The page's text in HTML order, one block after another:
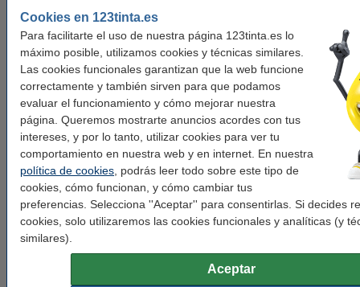
Cookies en 123tinta.es
Para facilitarte el uso de nuestra página 123tinta.es lo
máximo posible, utilizamos cookies y técnicas similares.
Las cookies funcionales garantizan que la web funcione
correctamente y también sirven para que podamos
evaluar el funcionamiento y cómo mejorar nuestra
página. Queremos mostrarte anuncios acordes con tus
intereses, y por lo tanto, utilizar cookies para ver tu
comportamiento en nuestra web y en internet. En nuestra
política de cookies , podrás leer todo sobre este tipo de
cookies, cómo funcionan, y cómo cambiar tus
preferencias. Selecciona ''Aceptar'' para consentirlas. Si decides
cookies, solo utilizaremos las cookies funcionales y analíticas (y
similares).
Aceptar
¡Exprime toda tu creatividad con los rotuladores POSCA!
Posca packs de distintos colores
Si necesitas diferentes colores de un mismo rotulador, también
disponemos de packs con los que podrás expresar tu arte en
todos los colores.
Sabemos que cada artista tiene su estilo único, por lo que los
packs de Posca están cuidadosamente seleccionados para
satisfacer diversas necesidades creativas, desde pequeñas
ilustraciones a grandes decoraciones de interior.
Aquí podrás encontrar una gran variedad de colores, desde
punta fina a la más gruesa y pasando desde los colores más
vivos a los más neutros. ¡Descubre nuestros